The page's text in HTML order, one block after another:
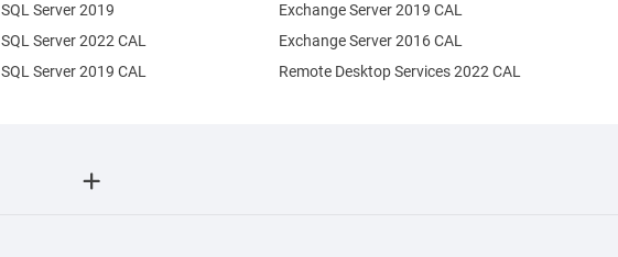
SQL Server 2019
SQL Server 2022 CAL
SQL Server 2019 CAL
Remote Desktop Services 2022 CAL
Exchange Server 2019 CAL
Exchange Server 2016 CAL